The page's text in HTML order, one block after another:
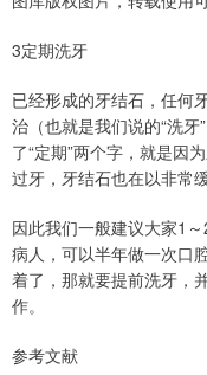
3定期洗牙
已经形成的牙结石，任何
治（也就是我们说的“洗
了“定期”两个字，就是因
过牙，牙结石也在以非常
因此我们一般建议大家1
病人，可以半年做一次口
着了，那就要提前洗牙，
作。
参考文献